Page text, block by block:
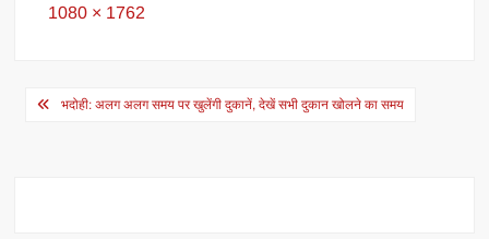
Full
1080 × 1762
Postभदोही: अलग अलग समय पर खुलेंगी दुकानें, देखें सभी दुकान खोलने का समय